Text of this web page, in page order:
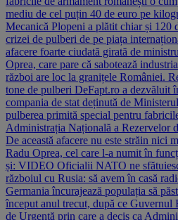
mediu de cel puțin 40 de euro pe
Mecanică Plopeni a plătit chiar și 120
crizei de pulberi de pe piața
afacere foarte ciudată girată de
Oprea, care pare că sabotează
război are loc la granițele României.
tone de pulberi DeFapt.ro a dezvăluit
compania de stat deținută de
pulberea primită special pentru
Administrația Națională a Rezervelor
De această afacere nu este străin nici
Radu Oprea, cel care l-a numit în
și: VIDEO Oficialii NATO ne
războiul cu Rusia: să avem în casă
Germania încurajează populația să
început anul trecut, după ce Guvernul
de Urgență prin care a decis ca